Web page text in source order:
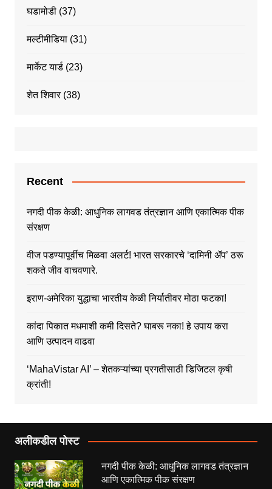
घडामोडी(37)
मल्टीमीडिया(31)
मार्केट यार्ड(23)
शेत शिवार(38)
Recent
नगदी पीक केळी: आधुनिक लागवड तंत्रज्ञान आणि एकात्मिक पीक
संरक्षण
वीज पडण्यापूर्वीच मिळवा अलर्ट! भारत सरकारचे ‘दामिनी ॲप’ ठरू
शकते जीव वाचवणारे.
इराण-अमेरिका युद्धाचा भारतीय केळी निर्यातीवर मोठा फटका!
कांदा पिकात मधमाशी कमी दिसते? घाबरू नका! हे उपाय करा
आणि उत्पादन वाढवा
‘MahaVistar AI’ – शेतकऱ्यांच्या प्रगतीसाठी डिजिटल कृषी
क्रांती!
अलीकडील पोस्ट
नगदी पीक केळी: आधुनिक लागवड तंत्रज्ञान
आणि एकात्मिक पीक संरक्षण